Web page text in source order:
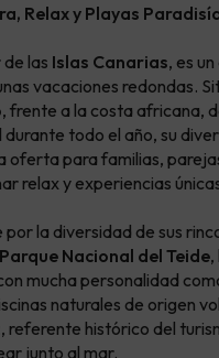
Relax y Playas
las Islas Canarias, es
vacaciones redondas.
, frente a la costa africana,
todo el año, su
oferta para familias,
relax y experiencias
la diversidad de sus
Parque Nacional del Teide
mucha personalidad
naturales de origen
, referente histórico del
junto al mar.